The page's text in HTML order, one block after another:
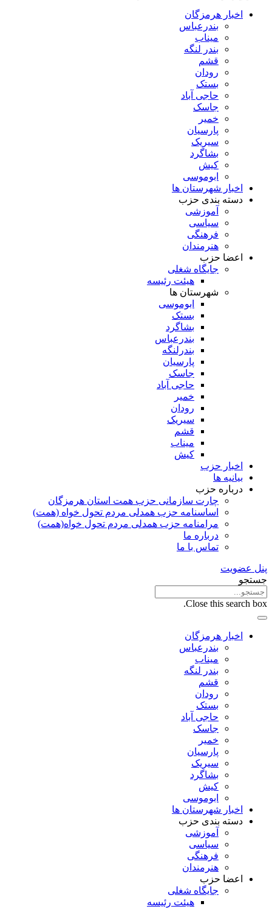
اخبار هرمزگان
بندرعباس
میناب
بندر لنگه
قشم
رودان
بستک
حاجی آباد
جاسک
خمیر
پارسیان
سیریک
بشاگرد
کیش
ابوموسی
اخبار شهرستان ها
دسته بندی حزب
آموزشی
سیاسی
فرهنگی
هنرمندان
اعضا حزب
جایگاه شغلی
هیئت رئیسه
شهرستان ها
ابوموسی
بستک
بشاگرد
بندرعباس
بندرلنگه
پارسیان
جاسک
حاجی آباد
خمیر
رودان
سیریک
قشم
میناب
کیش
اخبار حزب
بیانیه ها
درباره حزب
چارت سازمانی حزب همت استان هرمزگان
اساسنامه حزب همدلی مردم تحول خواه (همت)
مرامنامه حزب همدلی مردم تحول خواه(همت)
درباره ما
تماس با ما
پنل عضویت
جستجو
Close this search box.
اخبار هرمزگان
بندرعباس
میناب
بندر لنگه
قشم
رودان
بستک
حاجی آباد
جاسک
خمیر
پارسیان
سیریک
بشاگرد
کیش
ابوموسی
اخبار شهرستان ها
دسته بندی حزب
آموزشی
سیاسی
فرهنگی
هنرمندان
اعضا حزب
جایگاه شغلی
هیئت رئیسه